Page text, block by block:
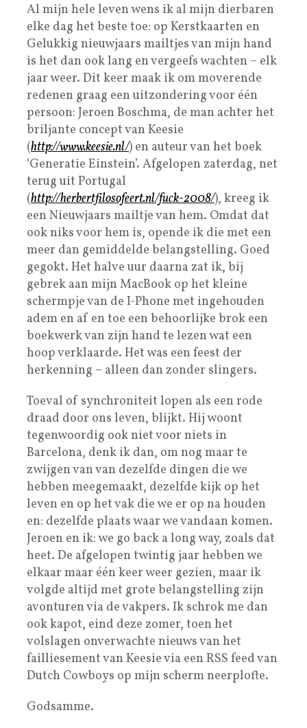
Al mijn hele leven wens ik al mijn dierbaren
elke dag het beste toe: op Kerstkaarten en
Gelukkig nieuwjaars mailtjes van mijn hand
is het dan ook lang en vergeefs wachten – elk
jaar weer. Dit keer maak ik om moverende
redenen graag een uitzondering voor één
persoon: Jeroen Boschma, de man achter het
briljante concept van Keesie
(http://www.keesie.nl/) en auteur van het boek
‘Generatie Einstein’. Afgelopen zaterdag, net
terug uit Portugal
(http://herbertfilosofeert.nl/fuck-2008/), kreeg ik
een Nieuwjaars mailtje van hem. Omdat dat
ook niks voor hem is, opende ik die met een
meer dan gemiddelde belangstelling. Goed
gegokt. Het halve uur daarna zat ik, bij
gebrek aan mijn MacBook op het kleine
schermpje van de I-Phone met ingehouden
adem en af en toe een behoorlijke brok een
boekwerk van zijn hand te lezen wat een
hoop verklaarde. Het was een feest der
herkenning – alleen dan zonder slingers.
Toeval of synchroniteit lopen als een rode
draad door ons leven, blijkt. Hij woont
tegenwoordig ook niet voor niets in
Barcelona, denk ik dan, om nog maar te
zwijgen van van dezelfde dingen die we
hebben meegemaakt, dezelfde kijk op het
leven en op het vak die we er op na houden
en: dezelfde plaats waar we vandaan komen.
Jeroen en ik: we go back a long way, zoals dat
heet. De afgelopen twintig jaar hebben we
elkaar maar één keer weer gezien, maar ik
volgde altijd met grote belangstelling zijn
avonturen via de vakpers. Ik schrok me dan
ook kapot, eind deze zomer, toen het
volslagen onverwachte nieuws van het
failliesement van Keesie via een RSS feed van
Dutch Cowboys op mijn scherm neerplofte.
Godsamme.